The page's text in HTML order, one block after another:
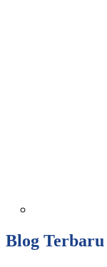
Blog Terbaru